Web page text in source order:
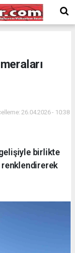
26.04.2026 - 10:38
birlikte
renklendirerek